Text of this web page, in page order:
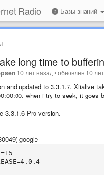
Radio Базы знаний
long time to
10 лет назад •обновлен 10
and updated to 3.3.1.7. Xiialive
when i try to seek, it goes
3.3.1.6 Pro version.
google